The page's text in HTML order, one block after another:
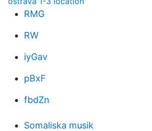
RMG
RW
iyGav
pBxF
fbdZn
Somaliska musik